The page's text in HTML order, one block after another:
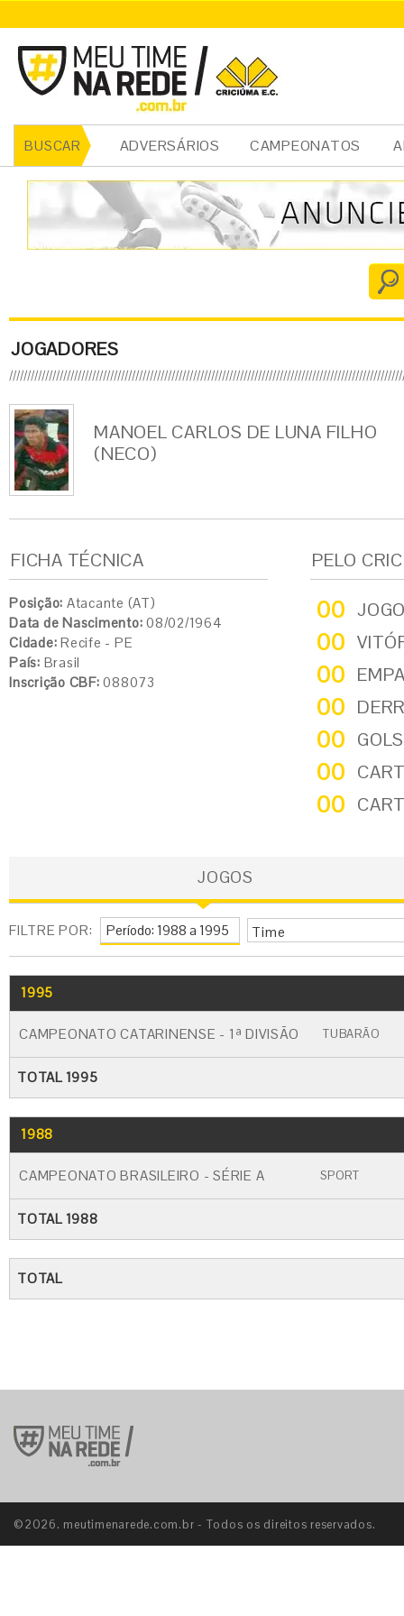
BUSCAR ADVERSÁRIOS CAMPEONATOS
JOGADORES
MANOEL CARLOS DE LUNA FILHO
(NECO)
FICHA TÉCNICA
Posição: Atacante (AT)
Data de Nascimento: 08/02/1964
Cidade: Recife - PE
País: Brasil
Inscrição CBF: 088073
PELO
00
00
00
00
00
00
00
JOGOS
FILTRE POR: Time
1995
CAMPEONATO CATARINENSE - 1ª DIVISÃO TUBARÃO
TOTAL 1995
1988
CAMPEONATO BRASILEIRO - SÉRIE A SPORT
TOTAL 1988
TOTAL
©2026. meutimenarede.com.br - Todos os direitos reservados.